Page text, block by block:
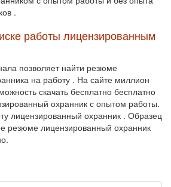
.
работы лицензированным
позволяет найти резюме
на работу . На сайте миллион
скачать бесплатно бесплатно
охранник с опытом работы.
лицензированный охранник . Образец
резюме лицензированный охранник